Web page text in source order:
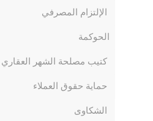
الإلتزام المصرفي
الحوكمة
كتيب مصلحة الشهر العقاري
حماية حقوق العملاء
الشكاوى